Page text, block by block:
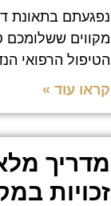
נפגעתם בתאונת
מקווים
הטיפול הרפואי
קראו עוד »
מדריך
זכויות